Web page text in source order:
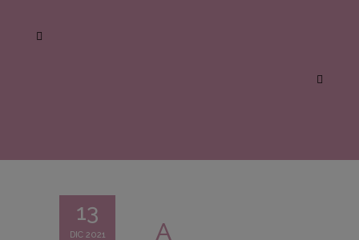
13
DIC 2021
A